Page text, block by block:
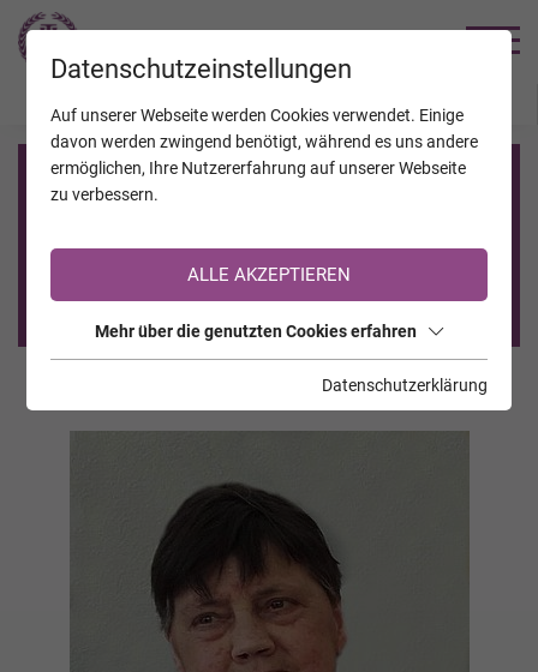
Registrierung auf TrauerHilfe.it
Sie sind noch nicht auf TrauerHilfe.it registriert?
>> zur kostenlosen Registrierung <<
Datenschutzeinstellungen
Auf unserer Webseite werden Cookies verwendet. Einige
davon werden zwingend benötigt, während es uns andere
ermöglichen, Ihre Nutzererfahrung auf unserer Webseite
zu verbessern.
ALLE AKZEPTIEREN
Mehr über die genutzten Cookies erfahren
Datenschutzerklärung
JAHRESTAGE KALENDER VERSTORBENE